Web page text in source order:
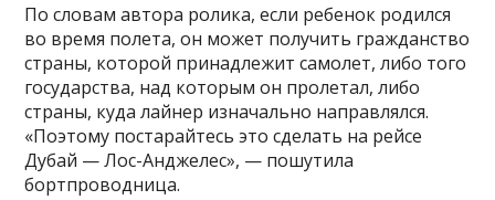
По словам автора ролика, если ребенок родился
во время полета, он может получить гражданство
страны, которой принадлежит самолет, либо того
государства, над которым он пролетал, либо
страны, куда лайнер изначально направлялся.
«Поэтому постарайтесь это сделать на рейсе
Дубай — Лос-Анджелес», — пошутила
бортпроводница.